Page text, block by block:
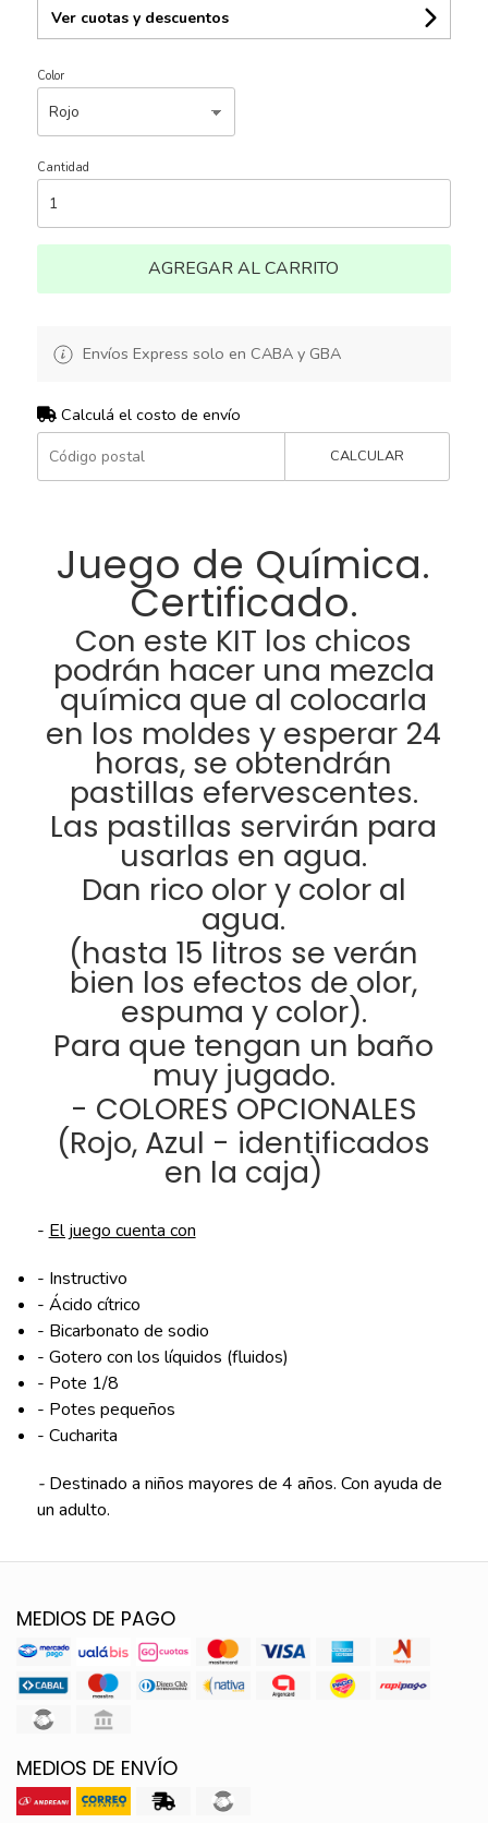
Ver cuotas y descuentos
Color
Cantidad
AGREGAR AL CARRITO
Envíos Express solo en CABA y GBA
Calculá el costo de envío
CALCULAR
Juego de Química.
Certificado.
Con este KIT los chicos
podrán hacer una mezcla
química que al colocarla
en los moldes y esperar 24
horas, se obtendrán
pastillas efervescentes.
Las pastillas servirán para
usarlas en agua.
Dan rico olor y color al
agua.
(hasta 15 litros se verán
bien los efectos de olor,
espuma y color).
Para que tengan un baño
muy jugado.
- COLORES OPCIONALES
(Rojo, Azul - identificados
en la caja)
- El juego cuenta con
- Instructivo
- Ácido cítrico
- Bicarbonato de sodio
- Gotero con los líquidos (fluidos)
- Pote 1/8
- Potes pequeños
- Cucharita
- Destinado a niños mayores de 4 años. Con ayuda de
un adulto.
MEDIOS DE PAGO
MEDIOS DE ENVÍO